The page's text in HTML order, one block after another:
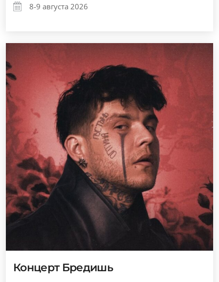
8-9 августа 2026
Концерт Бредишь